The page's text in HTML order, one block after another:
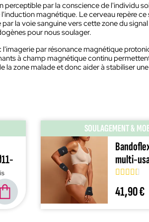
par la conscience de l'individu
magnétique. Le cerveau repère ce
la voie sanguine vers cette zone du signal
pour nous soulager.
par résonance magnétique
à champ magnétique continu
zone malade et donc aider à stabiliser
SOULAGEMENT &
multi-
41,90 €